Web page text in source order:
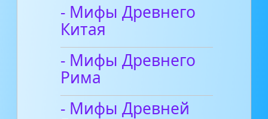
- Мифы Древнего
Китая
- Мифы Древнего
Рима
- Мифы Древней